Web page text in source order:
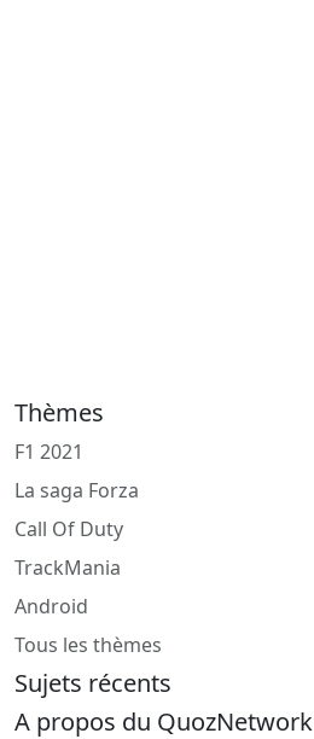
Thèmes
F1 2021
La saga Forza
Call Of Duty
TrackMania
Android
Tous les thèmes
Sujets récents
A propos du QuozNetwork